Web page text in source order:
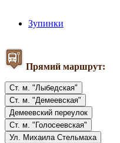
Зупинки
Прямий маршрут:
Ст. м. "Лыбедская"
Ст. м. "Демеевская"
Демеевский переулок
Ст. м. "Голосеевская"
Ул. Михаила Стельмаха